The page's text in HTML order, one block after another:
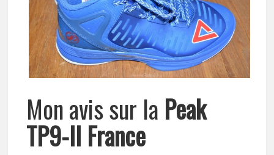
Mon avis sur la Peak
TP9-II France